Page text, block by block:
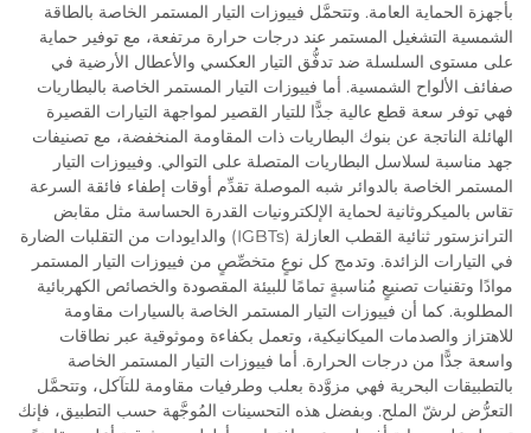
بأجهزة الحماية العامة. وتتحمَّل فييوزات التيار المستمر الخاصة بالطاقة
الشمسية التشغيل المستمر عند درجات حرارة مرتفعة، مع توفير حماية
على مستوى السلسلة ضد تدفُّق التيار العكسي والأعطال الأرضية في
صفائف الألواح الشمسية. أما فييوزات التيار المستمر الخاصة بالبطاريات
فهي توفر سعة قطع عالية جدًّا للتيار القصير لمواجهة التيارات القصيرة
الهائلة الناتجة عن بنوك البطاريات ذات المقاومة المنخفضة، مع تصنيفات
جهد مناسبة لسلاسل البطاريات المتصلة على التوالي. وفييوزات التيار
المستمر الخاصة بالدوائر شبه الموصلة تقدِّم أوقات إطفاء فائقة السرعة
تقاس بالميكروثانية لحماية الإلكترونيات القدرة الحساسة مثل مقابض
الترانزستور ثنائية القطب العازلة (IGBTs) والدايودات من التقلبات الضارة
في التيارات الزائدة. وتدمج كل نوعٍ متخصِّصٍ من فييوزات التيار المستمر
موادًا وتقنيات تصنيعٍ مُناسبةٍ تمامًا للبيئة المقصودة والخصائص الكهربائية
المطلوبة. كما أن فييوزات التيار المستمر الخاصة بالسيارات مقاومة
للاهتزاز والصدمات الميكانيكية، وتعمل بكفاءة وموثوقية عبر نطاقات
واسعة جدًّا من درجات الحرارة. أما فييوزات التيار المستمر الخاصة
بالتطبيقات البحرية فهي مزوَّدة بعلب وطرفيات مقاومة للتآكل، وتتحمَّل
التعرُّض لرشّ الملح. وبفضل هذه التحسينات المُوجَّهة حسب التطبيق، فإنك